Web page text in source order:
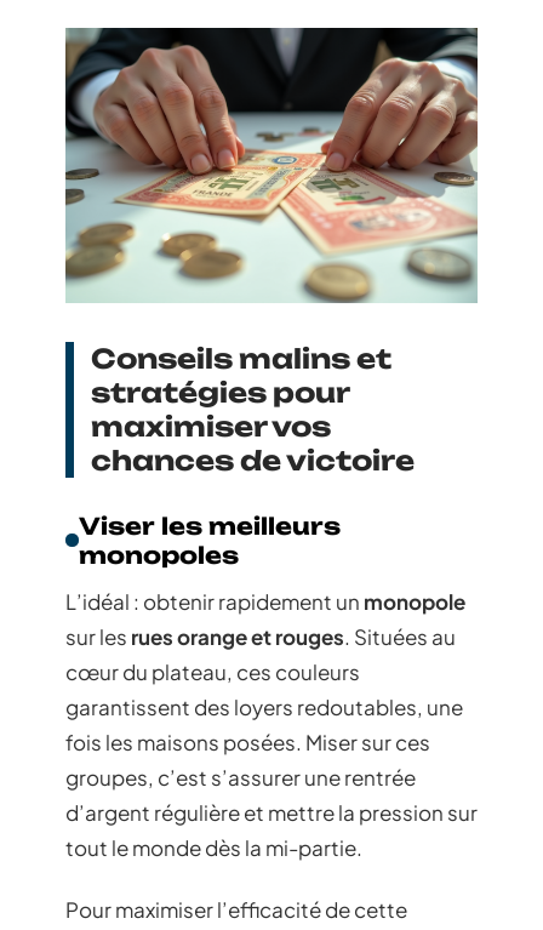
Conseils malins et
stratégies pour
maximiser vos
chances de victoire
Viser les meilleurs
monopoles
L’idéal : obtenir rapidement un monopole
sur les rues orange et rouges. Situées au
cœur du plateau, ces couleurs
garantissent des loyers redoutables, une
fois les maisons posées. Miser sur ces
groupes, c’est s’assurer une rentrée
d’argent régulière et mettre la pression sur
tout le monde dès la mi-partie.
Pour maximiser l’efficacité de cette